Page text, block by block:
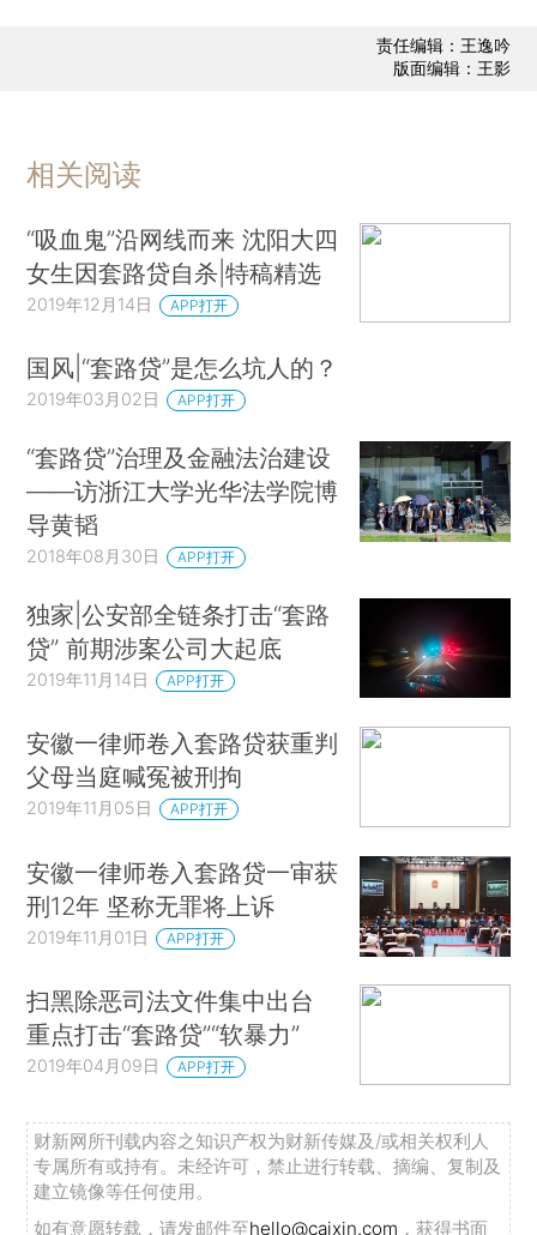
责任编辑：王逸吟
版面编辑：王影
相关阅读
“吸血鬼”沿网线而来 沈阳大四
女生因套路贷自杀|特稿精选
2019年12月14日 APP打开
国风|“套路贷”是怎么坑人的？
2019年03月02日 APP打开
“套路贷”治理及金融法治建设
——访浙江大学光华法学院博
导黄韬
2018年08月30日 APP打开
独家|公安部全链条打击“套路
贷” 前期涉案公司大起底
2019年11月14日 APP打开
安徽一律师卷入套路贷获重判
父母当庭喊冤被刑拘
2019年11月05日 APP打开
安徽一律师卷入套路贷一审获
刑12年 坚称无罪将上诉
2019年11月01日 APP打开
扫黑除恶司法文件集中出台
重点打击“套路贷”“软暴力”
2019年04月09日 APP打开
财新网所刊载内容之知识产权为财新传媒及/或相关权利人
专属所有或持有。未经许可，禁止进行转载、摘编、复制及
建立镜像等任何使用。
如有意愿转载，请发邮件至hello@caixin.com ，获得书面